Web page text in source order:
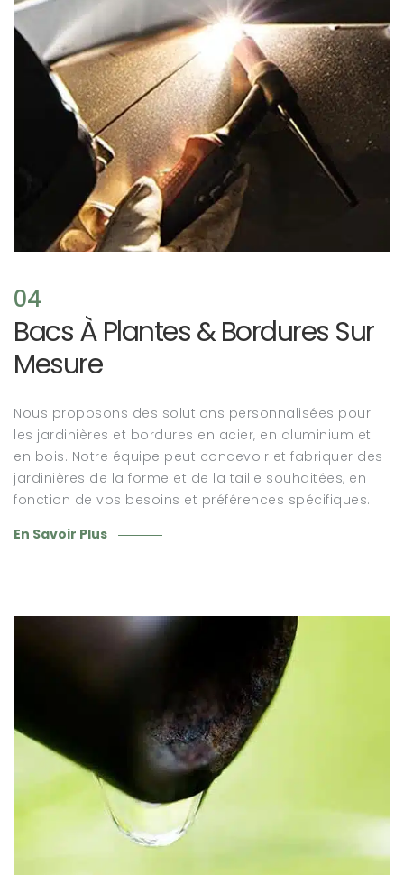
04
Bacs À Plantes & Bordures Sur
Mesure
Nous proposons des solutions personnalisées pour
les jardinières et bordures en acier, en aluminium et
en bois. Notre équipe peut concevoir et fabriquer des
jardinières de la forme et de la taille souhaitées, en
fonction de vos besoins et préférences spécifiques.
En Savoir Plus